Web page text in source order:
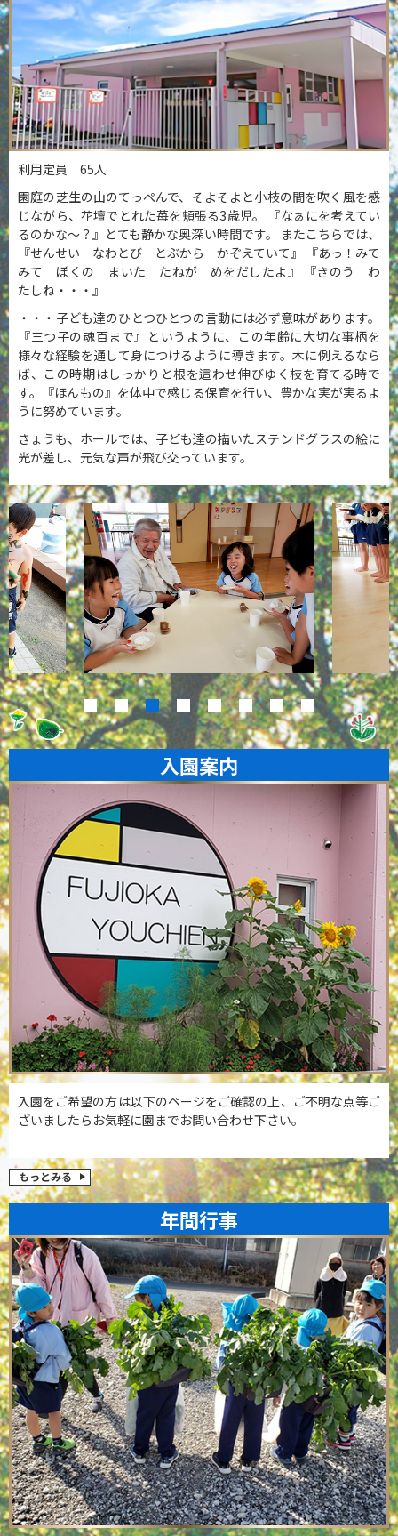
利用定員 65人
園庭の芝生の山のてっぺんで、そよそよと小枝の間を吹く風を感
じながら、花壇でとれた苺を頬張る3歳児。
『なぁにを考えてい
るのかな～？』とても静かな奥深い時間です。
またこちらでは、
『せんせい なわとび とぶから かぞえていて』
『あっ！みて
みて ぼくの まいた たねが めをだしたよ』
『きのう わ
たしね・・・』
・・・子ども達のひとつひとつの言動には必ず意味があります。
『三つ子の魂百まで』というように、この年齢に大切な事柄を
様々な経験を通して身につけるように導きます。木に例えるなら
ば、この時期はしっかりと根を這わせ伸びゆく枝を育てる時で
す。『ほんもの』を体中で感じる保育を行い、豊かな実が実るよ
うに努めています。
きょうも、ホールでは、子ども達の描いたステンドグラスの絵に
光が差し、元気な声が飛び交っています。
入園案内
入園をご希望の方は以下のページをご確認の上、ご不明な点等ご
ざいましたらお気軽に園までお問い合わせ下さい。
もっとみる
年間行事